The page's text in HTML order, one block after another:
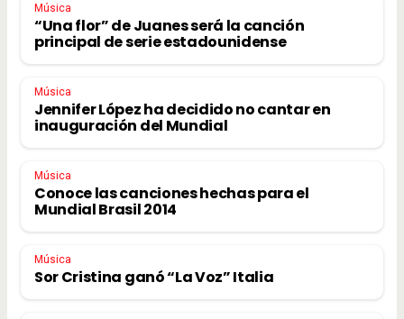
Música
“Una flor” de Juanes será la canción
principal de serie estadounidense
Música
Jennifer López ha decidido no cantar en
inauguración del Mundial
Música
Conoce las canciones hechas para el
Mundial Brasil 2014
Música
Sor Cristina ganó “La Voz” Italia